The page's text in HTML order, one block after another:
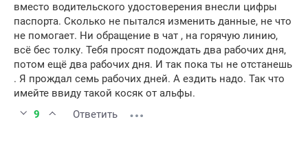
вместо водительского удостоверения внесли цифры
паспорта. Сколько не пытался изменить данные, не что
не помогает. Ни обращение в чат , на горячую линию,
всё бес толку. Тебя просят подождать два рабочих дня,
потом ещё два рабочих дня. И так пока ты не отстанешь
. Я прождал семь рабочих дней. А ездить надо. Так что
имейте ввиду такой косяк от альфы.
9
Ответить